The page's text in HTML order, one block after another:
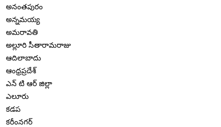
అనంతపురం
అన్నమయ్య
అమరావతి
అల్లూరి సీతారామరాజు
ఆదిలాబాదు
ఆంధ్రప్రదేశ్
ఎన్ టి ఆర్ జిల్లా
ఎలూరు
కడప
కరీంనగర్